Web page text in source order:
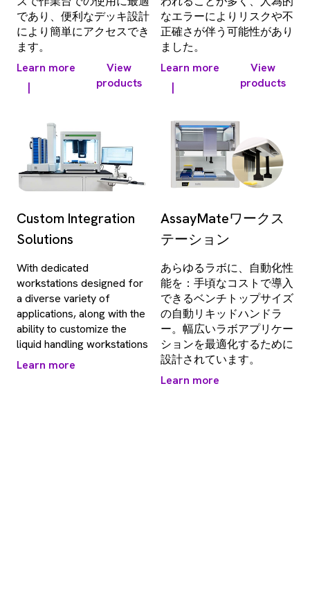
であり、便利なデッキ設計
により簡単にアクセスでき
ます。
Learn more
|
View
products
なエラーによりリスクや不
正確さが伴う可能性があり
ました。
Learn more
|
View
products
Custom Integration
Solutions
With dedicated
workstations designed for
a diverse variety of
applications, along with the
ability to customize the
liquid handling workstations
Learn more
AssayMateワークス
テーション
あらゆるラボに、自動化性
能を：手頃なコストで導入
できるベンチトップサイズ
の自動リキッドハンドラ
ー。幅広いラボアプリケー
ションを最適化するために
設計されています。
Learn more